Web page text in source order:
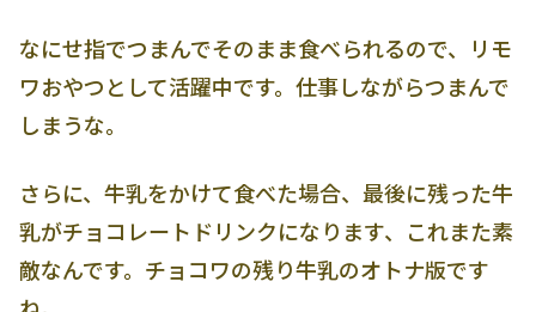
なにせ指でつまんでそのまま食べられるので、リモ
ワおやつとして活躍中です。仕事しながらつまんで
しまうな。
さらに、牛乳をかけて食べた場合、最後に残った牛
乳がチョコレートドリンクになります、これまた素
敵なんです。チョコワの残り牛乳のオトナ版です